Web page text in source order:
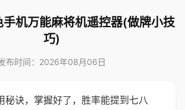
机万能麻将机遥控器(做牌小技
巧)
布时间：2026年08月06日
秘诀，掌握好了，胜率能提到七八